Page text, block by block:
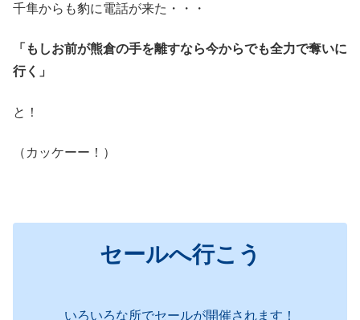
千隼からも豹に電話が来た・・・
「もしお前が熊倉の手を離すなら今からでも全力で奪いに
行く」
と！
（カッケーー！）
セールへ行こう
いろいろな所でセールが開催されます！